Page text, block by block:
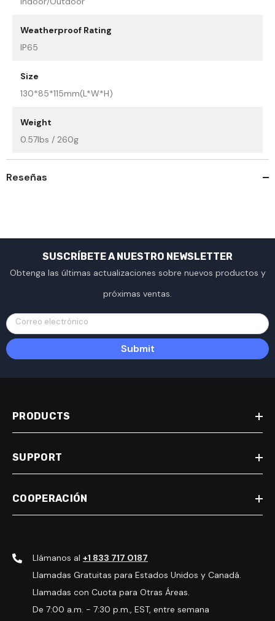
Weatherproof Rating
IP65
Size
130*85*115mm(L*W*H)
Weight
0.57lbs / 260g
Reseñas
SUSCRÍBETE A NUESTRO NEWSLETTER
Obtenga las últimas actualizaciones sobre nuevos productos y
próximas ventas.
Correo electrónico
Submit
PRODUCTS
SUPPORT
COOPERACIÓN
Llámanos al +1 833 717 0187
Llamadas Gratuitas para Estados Unidos y Canadá.
Llamadas con Cuota para Otras Áreas.
De 7:00 a.m. - 7:30 p.m., EST, entre semana